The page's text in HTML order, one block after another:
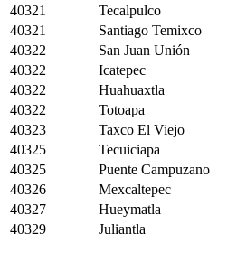
40321
Tecalpulco
40321
Santiago Temixco
40322
San Juan Unión
40322
Icatepec
40322
Huahuaxtla
40322
Totoapa
40323
Taxco El Viejo
40325
Tecuiciapa
40325
Puente Campuzano
40326
Mexcaltepec
40327
Hueymatla
40329
Juliantla